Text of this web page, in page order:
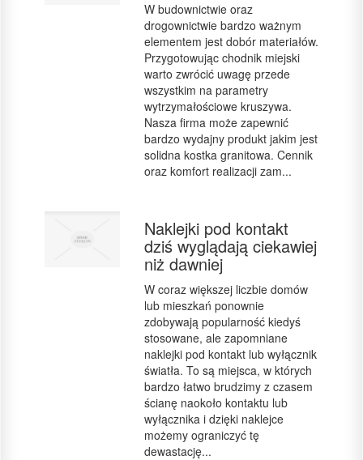
W budownictwie oraz
drogownictwie bardzo ważnym
elementem jest dobór materiałów.
Przygotowując chodnik miejski
warto zwrócić uwagę przede
wszystkim na parametry
wytrzymałościowe kruszywa.
Nasza firma może zapewnić
bardzo wydajny produkt jakim jest
solidna kostka granitowa. Cennik
oraz komfort realizacji zam...
Naklejki pod kontakt
dziś wyglądają ciekawiej
niż dawniej
W coraz większej liczbie domów
lub mieszkań ponownie
zdobywają popularność kiedyś
stosowane, ale zapomniane
naklejki pod kontakt lub wyłącznik
światła. To są miejsca, w których
bardzo łatwo brudzimy z czasem
ścianę naokoło kontaktu lub
wyłącznika i dzięki naklejce
możemy ograniczyć tę
dewastację...